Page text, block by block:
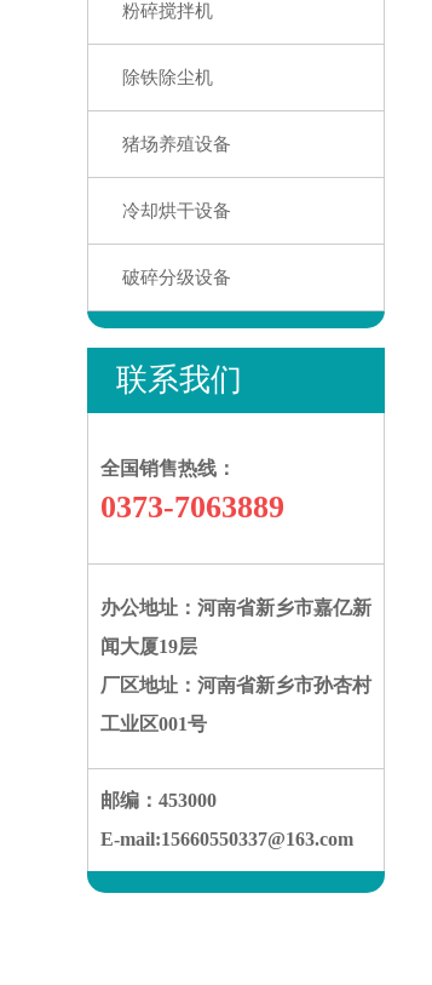
粉碎搅拌机
除铁除尘机
猪场养殖设备
冷却烘干设备
破碎分级设备
联系我们
全国销售热线：
0373-7063889
办公地址：河南省新乡市嘉亿新
闻大厦19层
厂区地址：河南省新乡市孙杏村
工业区001号
邮编：453000
E-mail:15660550337@163.com